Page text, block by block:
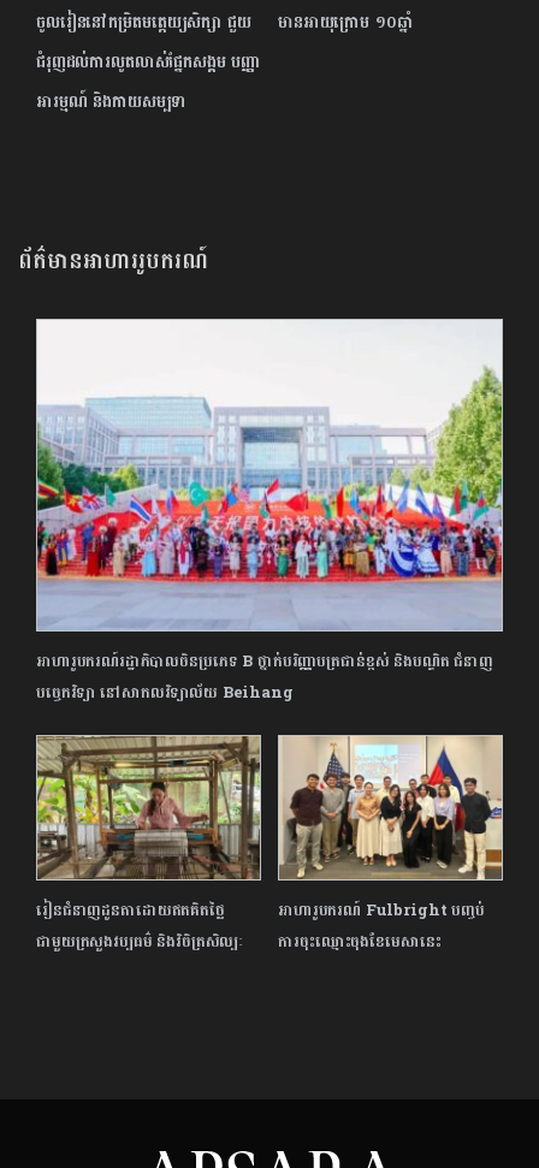
ចូលរៀននៅកម្រិតមត្តេយ្យសិក្សា ជួយ
ជំរុញដល់ការលូតលាស់ផ្នែកសង្គម បញ្ញា
អារម្មណ៍ និងកាយសម្បទា
មានអាយុក្រោម ១០ឆ្នាំ
ព័ត៌មានអាហាររូបករណ៍
អាហារូបករណ៍រដ្ឋាភិបាលចិនប្រភេទ B ថ្នាក់បរិញ្ញាបត្រជាន់ខ្ពស់ និងបណ្ឌិត ជំនាញ
បច្ចេកវិទ្យា នៅសាកលវិទ្យាល័យ Beihang
រៀនជំនាញដូនតាដោយឥតគិតថ្លៃ
ជាមួយក្រសួងវប្បធម៌ និង​វិចិត្រសិល្បៈ
អាហារូបករណ៍ Fulbright បញ្ចប់
ការចុះឈ្មោះចុងខែមេសានេះ